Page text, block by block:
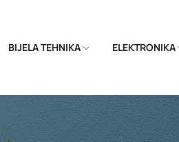
BIJELA TEHNIKA ELEKTRONIKA